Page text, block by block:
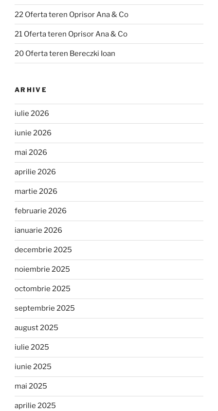
22 Oferta teren Oprisor Ana & Co
21 Oferta teren Oprisor Ana & Co
20 Oferta teren Bereczki Ioan
ARHIVE
iulie 2026
iunie 2026
mai 2026
aprilie 2026
martie 2026
februarie 2026
ianuarie 2026
decembrie 2025
noiembrie 2025
octombrie 2025
septembrie 2025
august 2025
iulie 2025
iunie 2025
mai 2025
aprilie 2025